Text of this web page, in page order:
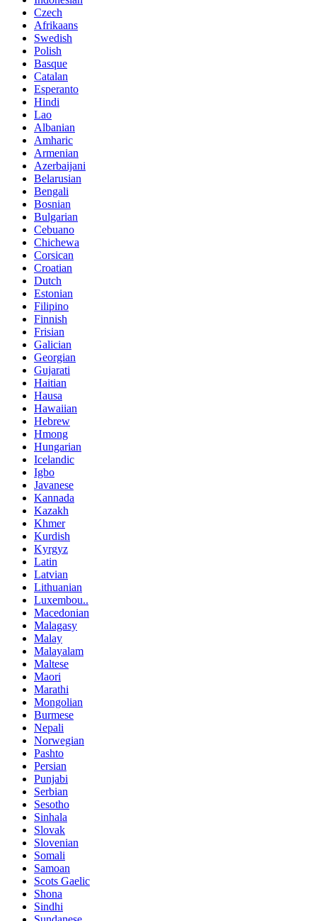
Czech
Afrikaans
Swedish
Polish
Basque
Catalan
Esperanto
Hindi
Lao
Albanian
Amharic
Armenian
Azerbaijani
Belarusian
Bengali
Bosnian
Bulgarian
Cebuano
Chichewa
Corsican
Croatian
Dutch
Estonian
Filipino
Finnish
Frisian
Galician
Georgian
Gujarati
Haitian
Hausa
Hawaiian
Hebrew
Hmong
Hungarian
Icelandic
Igbo
Javanese
Kannada
Kazakh
Khmer
Kurdish
Kyrgyz
Latin
Latvian
Lithuanian
Luxembou..
Macedonian
Malagasy
Malay
Malayalam
Maltese
Maori
Marathi
Mongolian
Burmese
Nepali
Norwegian
Pashto
Persian
Punjabi
Serbian
Sesotho
Sinhala
Slovak
Slovenian
Somali
Samoan
Scots Gaelic
Shona
Sindhi